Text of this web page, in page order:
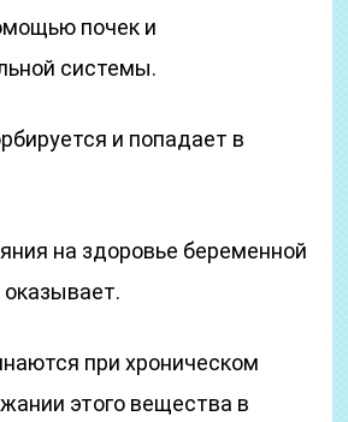
почек и
системы.
и попадает в
на здоровье беременной
при хроническом
этого вещества в